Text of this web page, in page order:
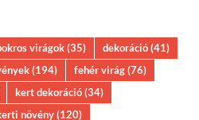
virágok(35) dekoráció(41)
(194) fehér virág(76)
kert dekoráció(34)
növény(120)